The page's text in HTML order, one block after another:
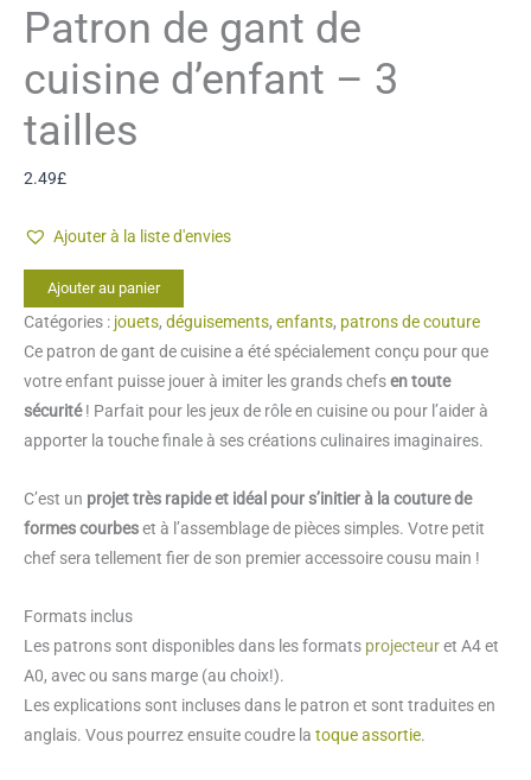
Patron de gant de
cuisine d’enfant – 3
tailles
2.49£
Ajouter à la liste d'envies
quantité
de
Patron
gant
d'enfant
-
Ajouter au panier
Catégories : jouets, déguisements, enfants, patrons de couture
Ce patron de gant de cuisine a été spécialement conçu pour que
votre enfant puisse jouer à imiter les grands chefsen toute
sécurité! Parfait pour les jeux de rôle en cuisine ou pour l’aider à
apporter la touche finale à ses créations culinaires imaginaires.
C’est un projet très rapide et idéal pour s’initier à la couture de
formes courbeset à l’assemblage de pièces simples. Votre petit
chef sera tellement fier de son premier accessoire cousu main !
Formats inclus
Les patrons sont disponibles dans les formats projecteuret A4 et
A0, avec ou sans marge (au choix!).
Les explications sont incluses dans le patron et sont traduites en
anglais. Vous pourrez ensuite coudre la toque assortie.